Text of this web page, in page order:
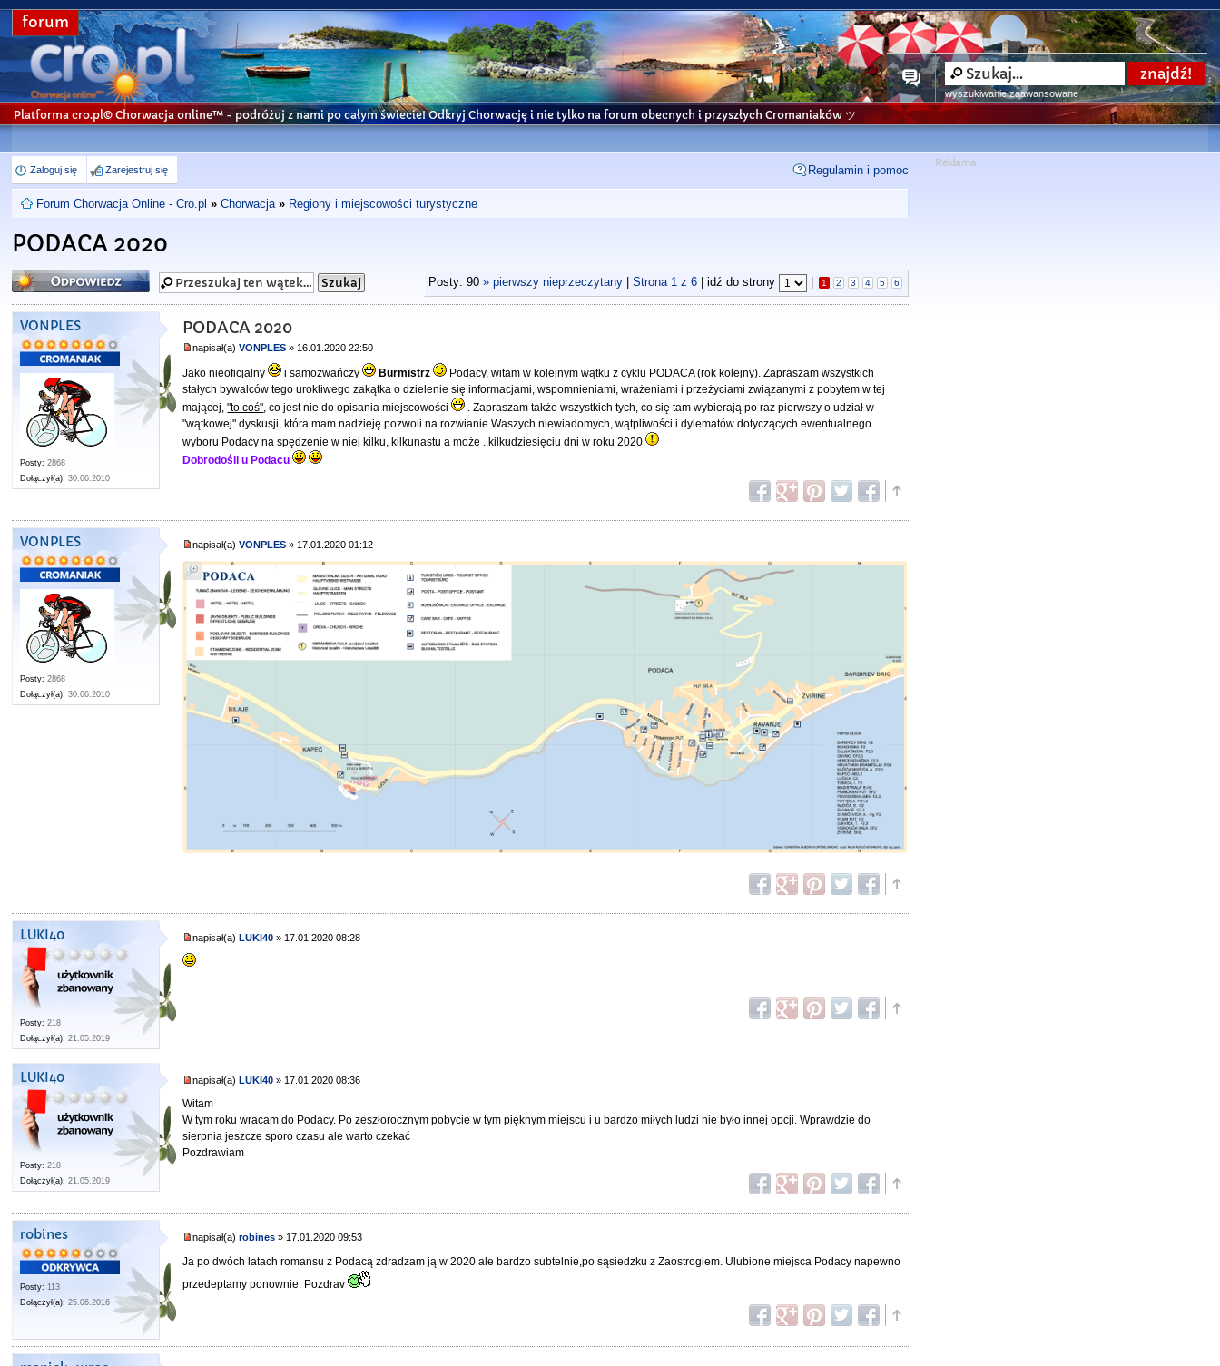
forum
wyszukiwanie zaawansowane
Platforma cro.pl© Chorwacja online™ - podróżuj z nami po całym świecie! Odkryj Chorwację i nie tylko na forum obecnych i przyszłych Cromaniaków ツ
Zaloguj się Zarejestruj się Regulamin i pomoc
Forum Chorwacja Online - Cro.pl » Chorwacja » Regiony i miejscowości turystyczne
PODACA 2020
Odpowiedz Posty: 90 » pierwszy nieprzeczytany| Strona 1z 6| idź do strony 1 2 3 4 5 6
VONPLES
Posty: 2868
Dołączył(a): 30.06.2010
PODACA 2020
napisał(a)VONPLES » 16.01.2020 22:50
Jako nieoficjalny i samozwańczy Burmistrz
Podacy, witam w kolejnym wątku z cyklu PODACA (rok kolejny). Zapraszam wszystkich
stałych bywalców tego urokliwego zakątka o dzielenie się informacjami, wspomnieniami, wrażeniami i przeżyciami związanymi z pobytem w tej
mającej,"to coś", co jest nie do opisania miejscowości
. Zapraszam także wszystkich tych, co się tam wybierają po raz pierwszy o udział w
"wątkowej" dyskusji, która mam nadzieję pozwoli na rozwianie Waszych niewiadomych, wątpliwości i dylematów dotyczących ewentualnego
wyboru Podacy na spędzenie w niej kilku, kilkunastu a może ..kilkudziesięciu dni w roku 2020
Dobrodośli u Podacu
VONPLES
Posty: 2868
Dołączył(a): 30.06.2010
napisał(a)VONPLES » 17.01.2020 01:12
LUKI40
Posty: 218
Dołączył(a): 21.05.2019
napisał(a)LUKI40 » 17.01.2020 08:28
LUKI40
Posty: 218
Dołączył(a): 21.05.2019
napisał(a)LUKI40 » 17.01.2020 08:36
Witam
W tym roku wracam do Podacy. Po zeszłorocznym pobycie w tym pięknym miejscu i u bardzo miłych ludzi nie było innej opcji. Wprawdzie do
sierpnia jeszcze sporo czasu ale warto czekać
Pozdrawiam
robines
Posty: 113
Dołączył(a): 25.06.2016
napisał(a)robines » 17.01.2020 09:53
Ja po dwóch latach romansu z Podacą zdradzam ją w 2020 ale bardzo subtelnie,po sąsiedzku z Zaostrogiem. Ulubione miejsca Podacy napewno
przedeptamy ponownie. Pozdrav